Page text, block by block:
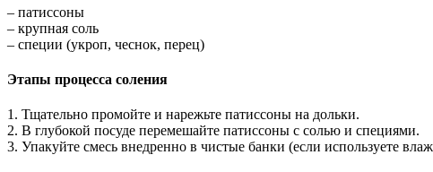
– патиссоны
– крупная соль
– специи (укроп, чеснок, перец)
Этапы процесса соления
1. Тщательно промойте и нарежьте патиссоны на дольки.
2. В глубокой посуде перемешайте патиссоны с солью и специями.
3. Упакуйте смесь внедренно в чистые банки (если используете